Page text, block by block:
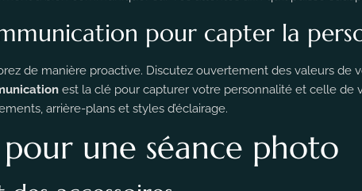
pour capter la
de manière proactive. Discutez ouvertement des valeurs de
est la clé pour capturer votre personnalité et celle de
arrière-plans et styles d’éclairage.
une séance photo